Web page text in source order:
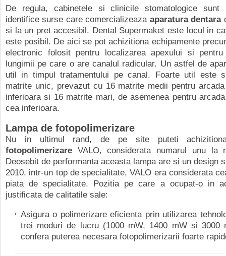
De regula, cabinetele si clinicile stomatologice sunt
identifice surse care comercializeaza aparatura dentara
si la un pret accesibil. Dental Supermaket este locul in
este posibil. De aici se pot achizitiona echipamente
electronic folosit pentru localizarea apexului si pentru
lungimii pe care o are canalul radicular. Un astfel de
util in timpul tratamentului pe canal. Foarte util este
matrite unic, prevazut cu 16 matrite medii pentru
inferioara si 16 matrite mari, de asemenea pentru
cea inferioara.
Lampa de fotopolimerizare
Nu in ultimul rand, de pe site puteti
fotopolimerizare VALO, considerata numarul unu la
Deosebit de performanta aceasta lampa are si un design
2010, intr-un top de specialitate, VALO era considerata
piata de specialitate. Pozitia pe care a ocupat-o in
justificata de calitatile sale:
Asigura o polimerizare eficienta prin utilizarea
trei moduri de lucru (1000 mW, 1400 mW si 3000
confera puterea necesara fotopolimerizarii foarte